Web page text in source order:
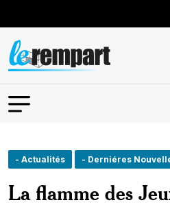
- Actualités - Derniéres
La flamme des